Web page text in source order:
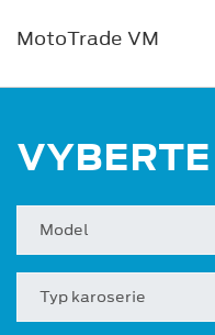
MotoTrade VM
Model
Typ karoserie